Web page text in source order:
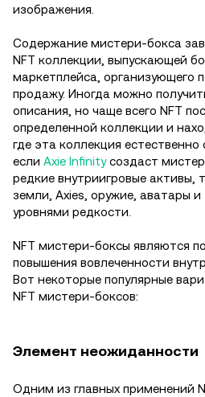
изображения.
Содержание мистери-бокса
NFT коллекции, выпускающей
маркетплейса, организующего
продажу. Иногда можно
описания, но чаще всего NFT
определенной коллекции и
где эта коллекция естественно
если Axie Infinityсоздаст
редкие внутриигровые активы,
земли, Axies, оружие, аватары
уровнями редкости.
NFT мистери-боксы являются
повышения вовлеченности
Вот некоторые популярные
NFT мистери-боксов:
Элемент неожиданности
Одним из главных применений